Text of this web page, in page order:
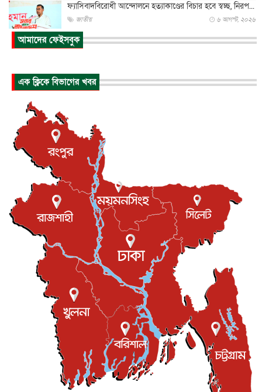
ফ্যাসিবাদবিরোধী আন্দোলনে হত্যাকাণ্ডের বিচার হবে স্বচ্ছ, নিরপ...
জাতীয় ৬ আগস্ট, ২০২৬
ভারত সরকারের কাছে ক্ষমা চাইলেন জাকারবার্গ
আকাশে ট্রাম্পের হেলিকপ্টার ও যাত্রীবাহী বিমান মুখোমুখি, তদন্...
আন্তর্জাতিক
আন্তর্জাতিক
যুক্তরাষ্ট্রে পারিবারিক সংঘাতে বন্দুক হামলা, নিহত ৩
আন্তর্জাতিক
টি-টোয়েন্টি ইতিহাসের সর্বোচ্চ রানের মালিক এখন জস বাটলার
খেলাধুলা ৬ আগস্ট, ২০২৬
বস্তিতে কেটেছে শৈশব, আজ মুম্বাইয়ে দুই বাড়ির মালিক
৬ আগস্ট, ২০২৬
যুক্তরাজ্যে বসবাসরত জাতীয়তাবাদী কুলাউড়াবাসীর মত বিনিময়
সভা...
ইউকে কমিউনিটি ৫ আগস্ট, ২০২৬
প্রধানমন্ত্রীকে সৌদি আরব সফরের আমন্ত্রণ
জাতীয় ৫ আগস্ট, ২০২৬
জুলাই গণ-অভ্যুত্থান দিবস আজ, স্মরণে দেশজুড়ে কর্মসূচি
৫ আগস্ট, ২০২৬
জনগণ পরিবর্তন চেয়েছে বলেই জুলাই আন্দোলন সফল :
প্রধানমন্ত্রী
জাতীয় ৫ আগস্ট, ২০২৬
আমাদের ফেইসবুক
এক ক্লিকে বিভাগের খবর